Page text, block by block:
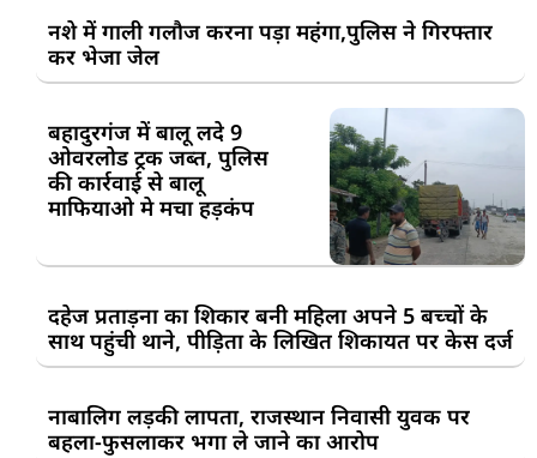
नशे में गाली गलौज करना पड़ा महंगा,पुलिस ने गिरफ्तार
कर भेजा जेल
बहादुरगंज में बालू लदे 9
ओवरलोड ट्रक जब्त, पुलिस
की कार्रवाई से बालू
माफियाओ मे मचा हड़कंप
दहेज प्रताड़ना का शिकार बनी महिला अपने 5 बच्चों के
साथ पहुंची थाने, पीड़िता के लिखित शिकायत पर केस दर्ज
नाबालिग लड़की लापता, राजस्थान निवासी युवक पर
बहला-फुसलाकर भगा ले जाने का आरोप